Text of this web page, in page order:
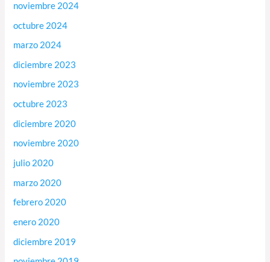
noviembre 2024
octubre 2024
marzo 2024
diciembre 2023
noviembre 2023
octubre 2023
diciembre 2020
noviembre 2020
julio 2020
marzo 2020
febrero 2020
enero 2020
diciembre 2019